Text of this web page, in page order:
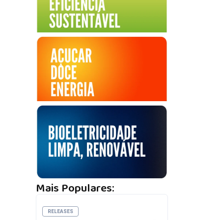
Mais Populares:
RELEASES